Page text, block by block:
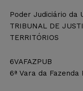
Poder Judiciário da
TRIBUNAL DE
TERRITÓRIOS
6VAFAZPUB
6ª Vara da Fazenda